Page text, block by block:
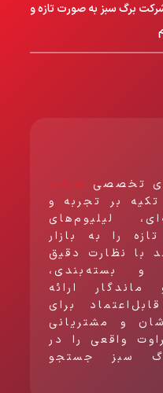
شرکت برگ سبز به صورت تازه و
تخصصی
شرکت
بر تجربه و
لیلیوم‌های
را به بازار
با نظارت دقیق
بسته‌بندی،
ارائه
برای
و مشتریانی
واقعی را در
سبز جستجو